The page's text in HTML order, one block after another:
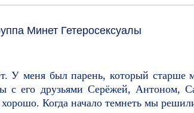
Минет Гетеросексуалы
У меня был парень, который старше
с его друзьями Серёжей, Антоном,
Когда начало темнеть мы